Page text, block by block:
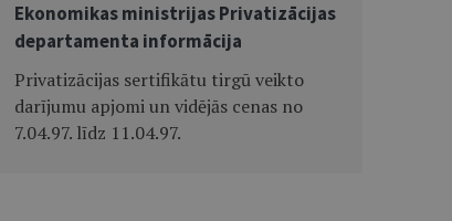
Ekonomikas ministrijas Privatizācijas
departamenta informācija
Privatizācijas sertifikātu tirgū veikto
darījumu apjomi un vidējās cenas no
7.04.97. līdz 11.04.97.